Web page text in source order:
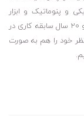
و پنوماتیک و ابزار
دقیق هستیم شرکت ما با کادری مجرب و با تجربه بالا و ۲۰ سال سابقه کاری در
خود را هم به صورت